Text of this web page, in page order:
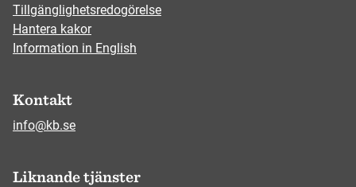
Tillgänglighetsredogörelse
Hantera kakor
Information in English
Kontakt
info@kb.se
Liknande tjänster